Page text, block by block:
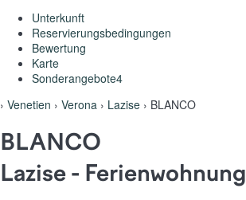
Unterkunft
Reservierungsbedingungen
Bewertung
Karte
Sonderangebote4
› Venetien › Verona › Lazise › BLANCO
BLANCO
Lazise - Ferienwohnung